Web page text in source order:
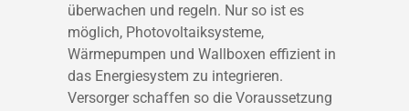
überwachen und regeln. Nur so ist es
möglich, Photovoltaiksysteme,
Wärmepumpen und Wallboxen effizient in
das Energiesystem zu integrieren.
Versorger schaffen so die Voraussetzung